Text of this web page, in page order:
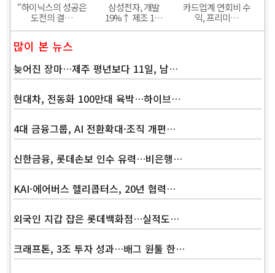
“하이닉스의 성공은
도전의 결…
삼성전자, 개발
19%↑ 제조 1…
카드업계 연회비 수
익, 프리미…
많이 본 뉴스
늦어진 장마…제주 평년보다 11일, 남…
현대차, 전동화 100만대 육박…하이브…
4대 금융그룹, AI 전환확대·조직 개편…
신한금융, 롯데손보 인수 유력…비은행…
KAI·에어버스 헬리콥터스, 20년 협력…
외국인 지갑 잡은 롯데백화점…실적도…
크래프톤, 3조 투자 성과…배그 원툴 한…